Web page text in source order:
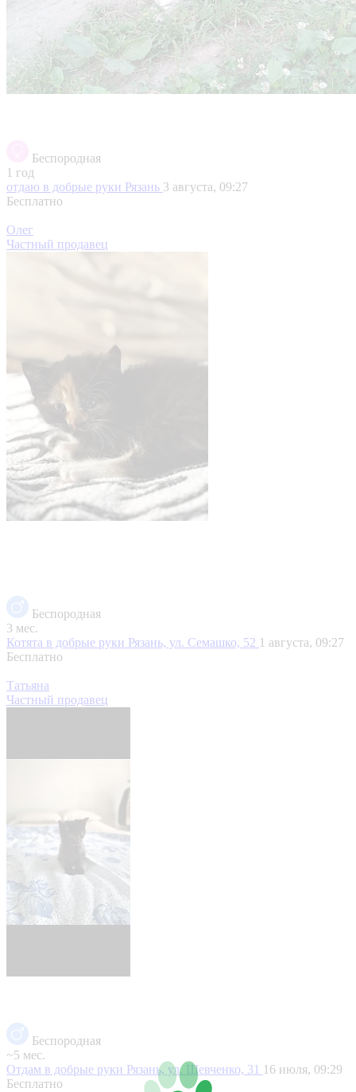
Беспородная
1 год
отдаю в добрые руки Рязань 3 августа, 09:27
Бесплатно
Олег
Частный продавец
Беспородная
3 мес.
Котята в добрые руки Рязань, ул. Семашко, 52 1 августа, 09:27
Бесплатно
Татьяна
Частный продавец
Беспородная
~5 мес.
Отдам в добрые руки Рязань, ул. Шевченко, 31 16 июля, 09:29
Бесплатно